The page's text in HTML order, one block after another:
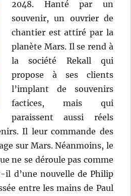
2048. Hanté par un
souvenir, un ouvrier de
chantier est attiré par la
planète Mars. Il se rend à
la société Rekall qui
propose à ses clients
l’implant de souvenirs
factices, mais qui
paraissent aussi réels
Il leur commande des
sur Mars. Néanmoins, le
ne se déroule pas comme
il d’une nouvelle de Philip
entre les mains de Paul